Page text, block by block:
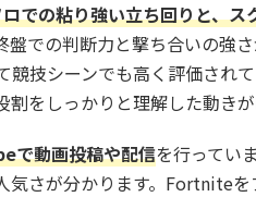
での粘り強い立ち回りと、
盤での判断力と撃ち合いの強
競技シーンでも高く評価され
割をしっかりと理解した動きが
で動画投稿や配信を行ってい
気さが分かります。Fortnite